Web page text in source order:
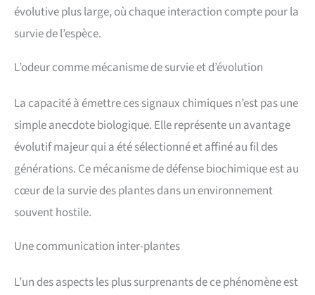
évolutive plus large, où chaque interaction compte pour la
survie de l’espèce.
L’odeur comme mécanisme de survie et d’évolution
La capacité à émettre ces signaux chimiques n’est pas une
simple anecdote biologique. Elle représente un avantage
évolutif majeur qui a été sélectionné et affiné au fil des
générations. Ce mécanisme de défense biochimique est au
cœur de la survie des plantes dans un environnement
souvent hostile.
Une communication inter-plantes
L’un des aspects les plus surprenants de ce phénomène est